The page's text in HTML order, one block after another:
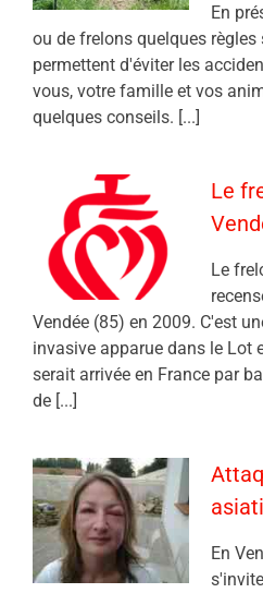
En
ou de frelons quelques
permettent d'éviter les
vous, votre famille et vos
quelques conseils. [...]
Le
Le
Vendée (85) en 2009. C'est
invasive apparue dans le Lot
serait arrivée en France par
de [...]
En